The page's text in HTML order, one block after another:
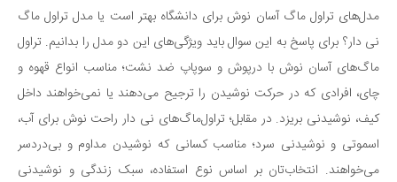
مدل‌های تراول ماگ آسان نوش برای دانشگاه بهتر است یا مدل تراول ماگ
نی دار؟ برای پاسخ به این سوال باید ویژگی‌های این دو مدل را بدانیم. تراول
ماگ‌های آسان نوش با درپوش و سوپاپ ضد نشت؛ مناسب انواع قهوه و
چای، افرادی که در حرکت نوشیدن را ترجیح می‌دهند یا نمی‌خواهند داخل
کیف، نوشیدنی بریزد. در مقابل؛ تراول‌ماگ‌های نی دار راحت نوش برای آب،
اسموتی و نوشیدنی سرد؛ مناسب کسانی‌ که نوشیدن مداوم و بی‌دردسر
می‌خواهند. انتخاب‌تان بر اساس نوع استفاده، سبک زندگی و نوشیدنی